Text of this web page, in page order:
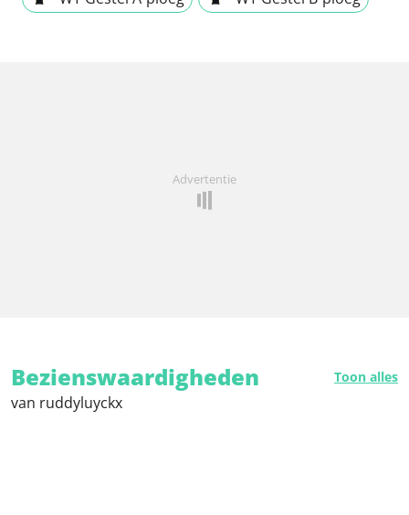
Advertentie
Bezienswaardigheden Toon alles
van ruddyluyckx